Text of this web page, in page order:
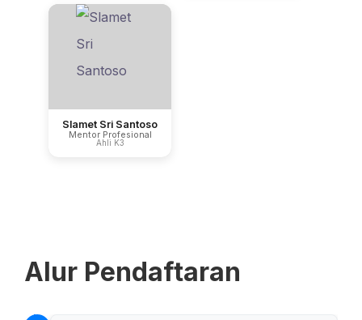
Slamet Sri Santoso
Mentor Profesional
Ahli K3
Alur Pendaftaran